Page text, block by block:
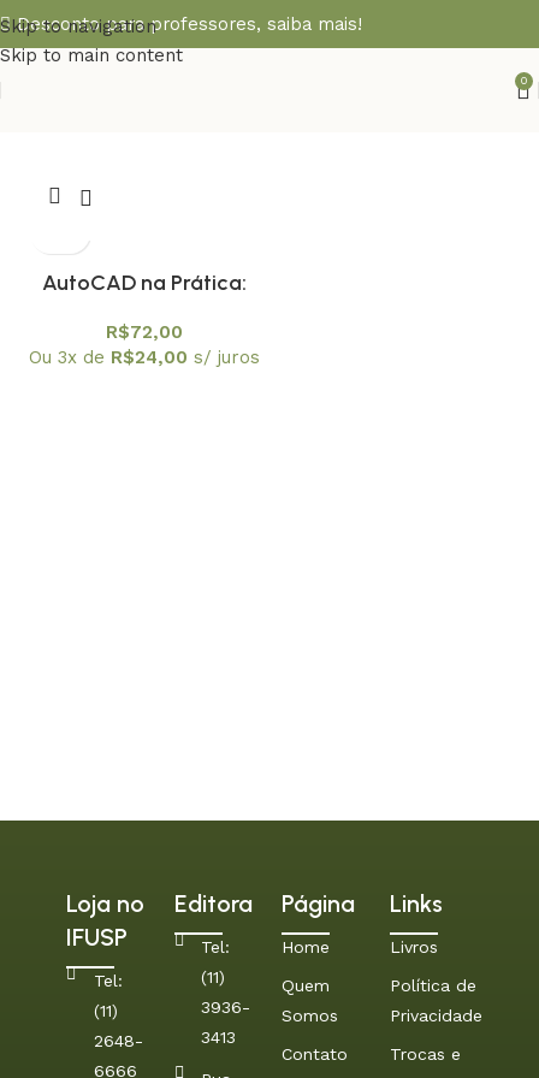
Skip to navigation
Skip to main content
Desconto para professores, saiba mais!
0
AutoCAD na Prática:
R$72,00
Ou 3x de R$24,00 s/ juros
Loja no
IFUSP
Tel:
(11)
2648-
6666
Editora
Tel:
(11)
3936-
3413
Página
Home
Quem
Somos
Contato
Links
Livros
Política de
Privacidade
Trocas e